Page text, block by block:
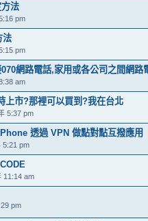
法
pm
法
pm
網路電話,家用或各公司之間網路
am
市?那裡可以買到?我在台北
5:37 pm
透過 VPN 做點對點互撥應用
5:21 pm
11:14 am
pm